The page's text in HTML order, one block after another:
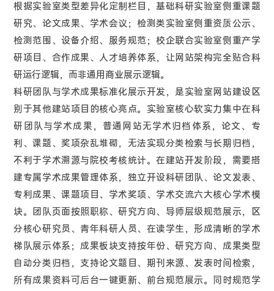
根据实验室类型差异化定制栏目，基础科研实验室侧重课题
研究、论文成果、学术会议；检测类实验室侧重资质公示、
检测范围、设备介绍、服务规范；校企联合实验室侧重产学
研项目、合作成果、人才培养体系，让网站架构完全贴合科
研运行逻辑，而非通用商业展示逻辑。
科研团队与学术成果标准化展示开发，是实验室网站建设区
别于其他建站项目的核心亮点。实验室核心软实力集中在科
研团队与学术成果，普通网站无学术归档体系，论文、专
利、课题、奖项杂乱堆砌，无法实现分类检索与长期归档，
不利于学术溯源与院校考核统计。在建站开发阶段，需要搭
建专属学术成果管理体系，独立开设科研团队、论文发表、
专利成果、课题项目、学术奖项、学术交流六大核心学术模
块。团队页面按照职称、研究方向、导师层级规范展示，区
分核心研究员、青年科研人员、在读学生，形成清晰的学术
梯队展示体系；成果板块支持按年份、研究方向、成果类型
自动分类归档，支持论文题目、期刊来源、发表时间检索，
所有成果资料可后台一键更新、前台规范展示。同时规范学